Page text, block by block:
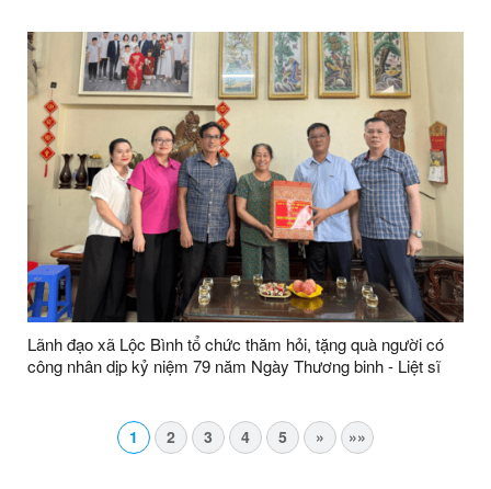
Lãnh đạo xã Lộc Bình tổ chức thăm hỏi, tặng quà người có
công nhân dịp kỷ niệm 79 năm Ngày Thương binh - Liệt sĩ
1 2 3 4 5 » »»